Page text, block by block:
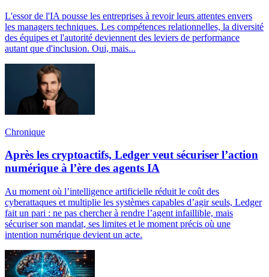
L'essor de l'IA pousse les entreprises à revoir leurs attentes envers
les managers techniques. Les compétences relationnelles, la diversité
des équipes et l'autorité deviennent des leviers de performance
autant que d'inclusion. Oui, mais...
Chronique
Après les cryptoactifs, Ledger veut sécuriser l’action
numérique à l’ère des agents IA
Au moment où l’intelligence artificielle réduit le coût des
cyberattaques et multiplie les systèmes capables d’agir seuls, Ledger
fait un pari : ne pas chercher à rendre l’agent infaillible, mais
sécuriser son mandat, ses limites et le moment précis où une
intention numérique devient un acte.